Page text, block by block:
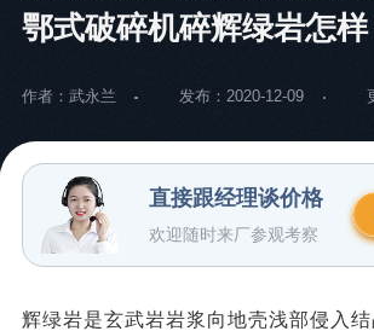
鄂式破碎机碎辉绿岩怎样
作者：武永兰 发布：2020-12-09
直接跟经理谈价格
欢迎随时来厂参观考察
辉绿岩是玄武岩岩浆向地壳浅部侵入